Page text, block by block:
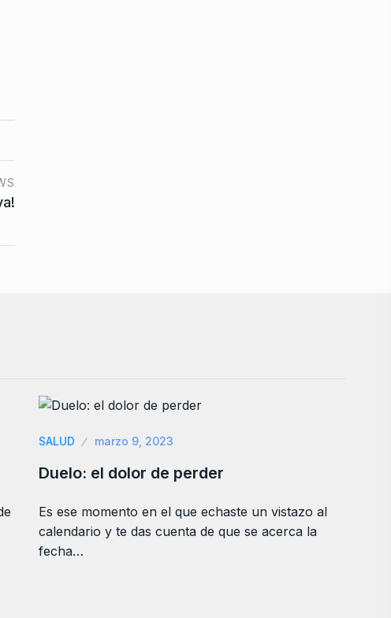
SALUD marzo 9, 2023
Duelo: el dolor de perder
Es ese momento en el que echaste un vistazo al
calendario y te das cuenta de que se acerca la
fecha…